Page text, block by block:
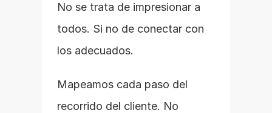
No se trata de impresionar a
todos. Si no de conectar con
los adecuados.
Mapeamos cada paso del
recorrido del cliente. No